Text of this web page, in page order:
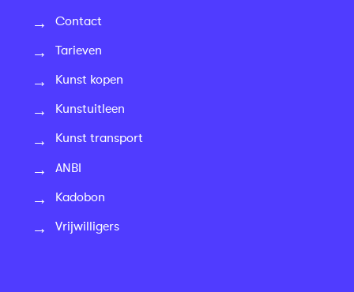
Contact
Tarieven
Kunst kopen
Kunstuitleen
Kunst transport
ANBI
Kadobon
Vrijwilligers